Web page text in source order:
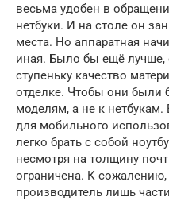
весьма удобен в
нетбуки. И на столе он
места. Но аппаратная
иная. Было бы ещё лучше,
ступеньку качество
отделке. Чтобы они были
моделям, а не к
для мобильного
легко брать с собой
несмотря на толщину
ограничена. К
производитель лишь